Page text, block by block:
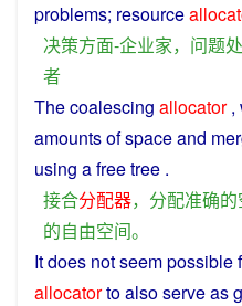
problems; resource
决策方面-企业家， 问题
者
Thecoalescing allocator,
amountsofspaceand
using afreetree .
接合分配器， 分配准确的
的自由空间。
Itdoes notseempossible
allocatortoalsoserveas